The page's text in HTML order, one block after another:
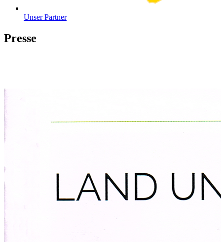
Unser Partner
Presse